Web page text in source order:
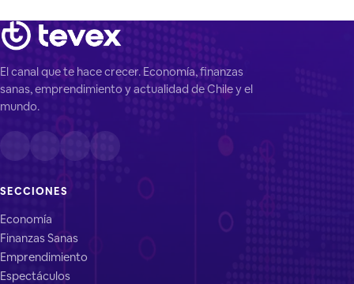
El canal que te hace crecer. Economía, finanzas
sanas, emprendimiento y actualidad de Chile y el
mundo.
SECCIONES
Economía
Finanzas Sanas
Emprendimiento
Espectáculos